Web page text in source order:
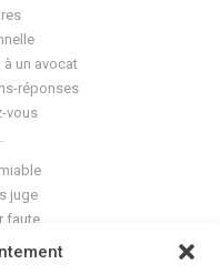
un avocat
réponses
vous
juge
faute